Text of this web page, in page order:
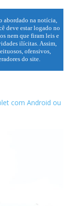
abordado na notícia,
deve estar logado no
nem que firam leis e
ilícitas. Assim,
ofensivos,
do site.